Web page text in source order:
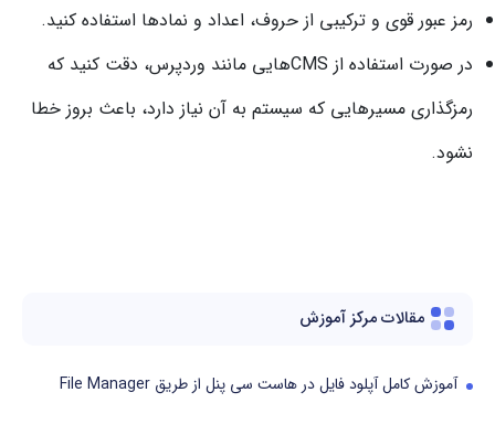
رمز عبور قوی و ترکیبی از حروف، اعداد و نمادها استفاده کنید.
در صورت استفاده از CMSهایی مانند وردپرس، دقت کنید که
رمزگذاری مسیرهایی که سیستم به آن نیاز دارد، باعث بروز خطا
نشود.
مقالات مرکز آموزش
آموزش کامل آپلود فایل در هاست سی پنل از طریق File Manager